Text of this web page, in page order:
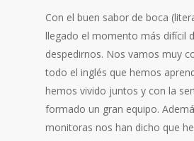
Con el buen sabor de boca
llegado el momento más difícil
despedirnos. Nos vamos muy
todo el inglés que hemos
hemos vivido juntos y con la
formado un gran equipo.
monitoras nos han dicho que